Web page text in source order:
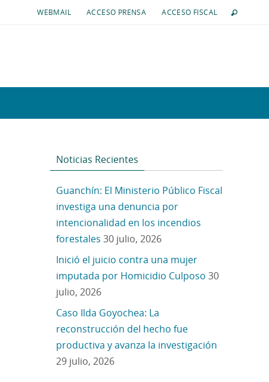
WEBMAIL ACCESO PRENSA ACCESO FISCAL
Noticias Recientes
Guanchín: El Ministerio Público Fiscal
investiga una denuncia por
intencionalidad en los incendios
forestales 30 julio, 2026
Inició el juicio contra una mujer
imputada por Homicidio Culposo 30
julio, 2026
Caso Ilda Goyochea: La
reconstrucción del hecho fue
productiva y avanza la investigación
29 julio, 2026